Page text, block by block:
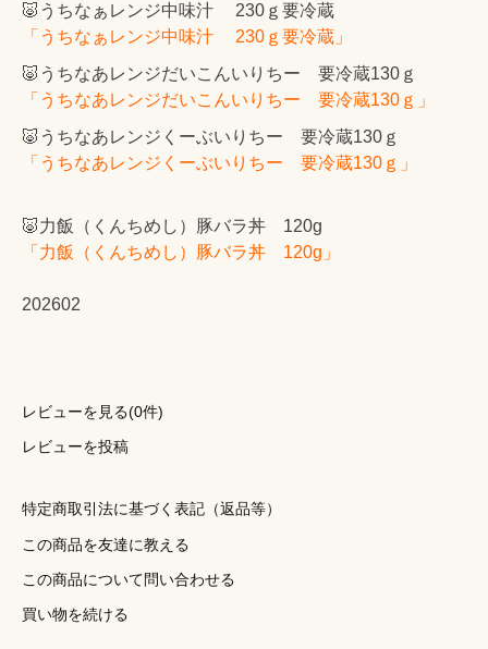
🐷うちなぁレンジ中味汁 230ｇ要冷蔵
「うちなぁレンジ中味汁 230ｇ要冷蔵」
🐷うちなあレンジだいこんいりちー 要冷蔵130ｇ
「うちなあレンジだいこんいりちー 要冷蔵130ｇ」
🐷うちなあレンジくーぶいりちー 要冷蔵130ｇ
「うちなあレンジくーぶいりちー 要冷蔵130ｇ」
🐷力飯（くんちめし）豚バラ丼 120g
「力飯（くんちめし）豚バラ丼 120g」
202602
レビューを見る(0件)
レビューを投稿
特定商取引法に基づく表記（返品等）
この商品を友達に教える
この商品について問い合わせる
買い物を続ける